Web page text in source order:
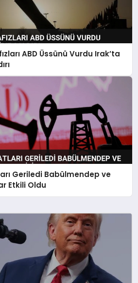
ABD Üssünü Vurdu Irak’ta
Geriledi Babülmendep ve
Etkili Oldu